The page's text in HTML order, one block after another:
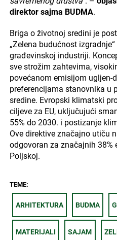
direktor sajma BUDMA.
Briga o životnoj sredini je
„Zelena budućnost
građevinskoj industriji.
sve strožim zahtevima,
povećanom emisijom ugljen-
preferencijama stanovnika u
sredine. Evropski klimatski
ciljeve za EU, uključujući
55% do 2030. i postizanje
Ove direktive značajno utiču
odgovoran za značajnih 38%
Poljskoj.
TEME:
ARHITEKTURA BUDMA
MATERIJALI SAJAM